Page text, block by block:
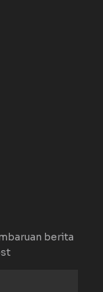
berita